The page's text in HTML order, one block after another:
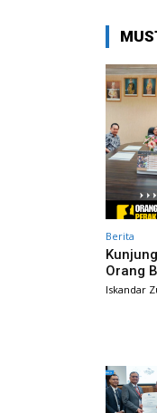
Berita
Orang
Iskandar